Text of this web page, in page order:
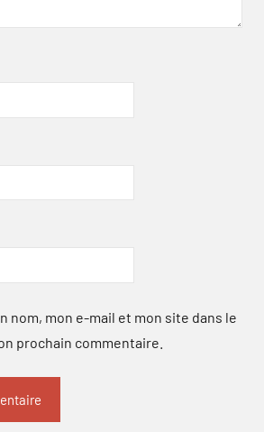
nom, mon e-mail et mon site dans le
prochain commentaire.